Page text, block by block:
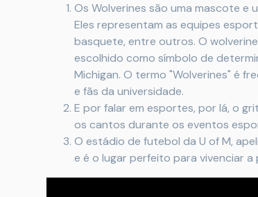
Os Wolverines são uma mascote e
Eles representam as equipes
basquete, entre outros. O
escolhido como símbolo de
Michigan. O termo "Wolverines" é
e fãs da universidade.
E por falar em esportes, por lá, o
os cantos durante os eventos
O estádio de futebol da U of M,
e é o lugar perfeito para vivenciar